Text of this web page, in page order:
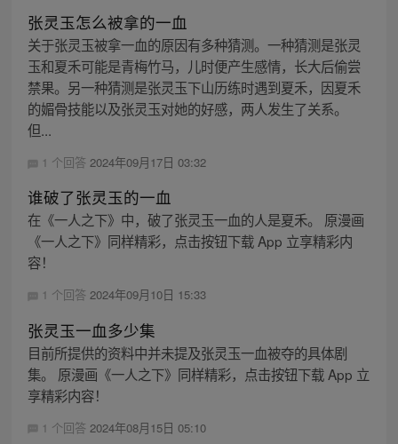
张灵玉怎么被拿的一血
关于张灵玉被拿一血的原因有多种猜测。一种猜测是张灵
玉和夏禾可能是青梅竹马，儿时便产生感情，长大后偷尝
禁果。另一种猜测是张灵玉下山历练时遇到夏禾，因夏禾
的媚骨技能以及张灵玉对她的好感，两人发生了关系。
但...
1 个回答 2024年09月17日 03:32
谁破了张灵玉的一血
在《一人之下》中，破了张灵玉一血的人是夏禾。 原漫画
《一人之下》同样精彩，点击按钮下载 App 立享精彩内
容！
1 个回答 2024年09月10日 15:33
张灵玉一血多少集
目前所提供的资料中并未提及张灵玉一血被夺的具体剧
集。 原漫画《一人之下》同样精彩，点击按钮下载 App 立
享精彩内容！
1 个回答 2024年08月15日 05:10